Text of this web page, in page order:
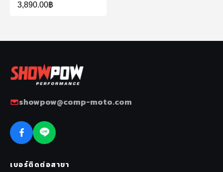
3,890.00฿
showpow@comp-moto.com
เบอร์ติดต่อสาขา